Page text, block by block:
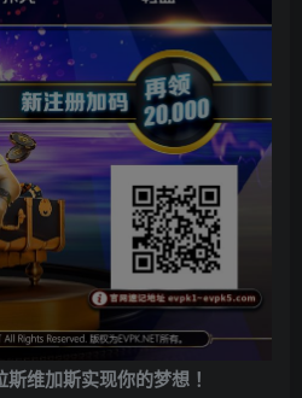
斯维加斯实现你的梦想！